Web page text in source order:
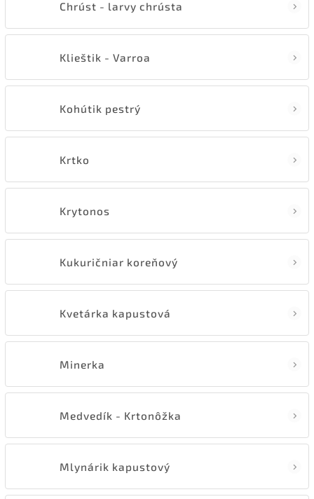
Chrúst - larvy chrústa
Klieštik - Varroa
Kohútik pestrý
Krtko
Krytonos
Kukuričniar koreňový
Kvetárka kapustová
Minerka
Medvedík - Krtonôžka
Mlynárik kapustový